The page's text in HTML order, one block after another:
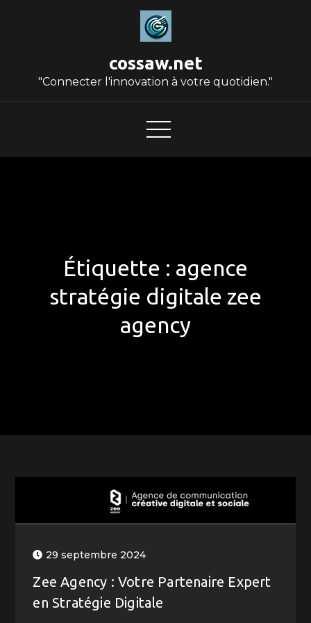
cossaw.net
"Connecter l'innovation à votre quotidien."
Étiquette : agence
stratégie digitale zee
agency
29 septembre 2024
Zee Agency : Votre Partenaire Expert
en Stratégie Digitale